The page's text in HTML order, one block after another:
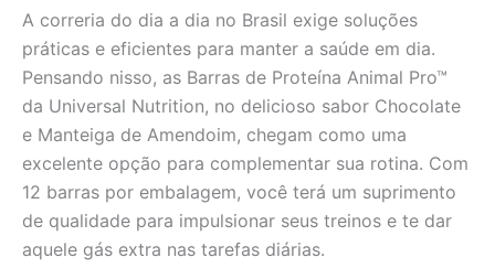
quantidade
A correria do dia a dia no Brasil exige soluções
práticas e eficientes para manter a saúde em dia.
Pensando nisso, as Barras de Proteína Animal Pro™
da Universal Nutrition, no delicioso sabor Chocolate
e Manteiga de Amendoim, chegam como uma
excelente opção para complementar sua rotina. Com
12 barras por embalagem, você terá um suprimento
de qualidade para impulsionar seus treinos e te dar
aquele gás extra nas tarefas diárias.